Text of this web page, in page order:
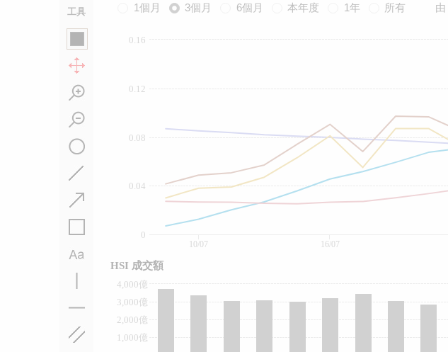
工具 1個月 3個月 6個月 本年度 1年 所有 由
0
0.04
0.08
0.12
0.16
1,000億
2,000億
3,000億
4,000億
10/07 16/07
HSI 成交額